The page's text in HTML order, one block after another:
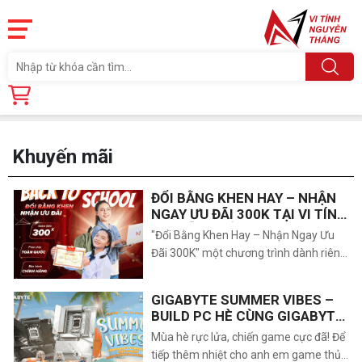
Trang chủ
Khuyến mãi
ĐỔI BẰNG KHEN HAY – NHẬN
NGAY ƯU ĐÃI 300K TẠI VI TÍNH
NGUYỄN THẮNG
"Đổi Bằng Khen Hay – Nhận Ngay Ưu
Đãi 300K" một chương trình dành riêng
shop, bạn sẽ nhận ngay voucher giảm
giá thẳng 300.000 VNĐ áp dụng khi
mua Laptop văn phòng hoặc gaming
GIGABYTE SUMMER VIBES –
BUILD PC HÈ CÙNG GIGABYTE
AMD
Mùa hè rực lửa, chiến game cực đã! Để
tiếp thêm nhiệt cho anh em game thủ